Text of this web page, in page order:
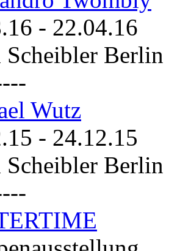
- 22.04.16
Scheibler Berlin
Wutz
- 24.12.15
Scheibler Berlin